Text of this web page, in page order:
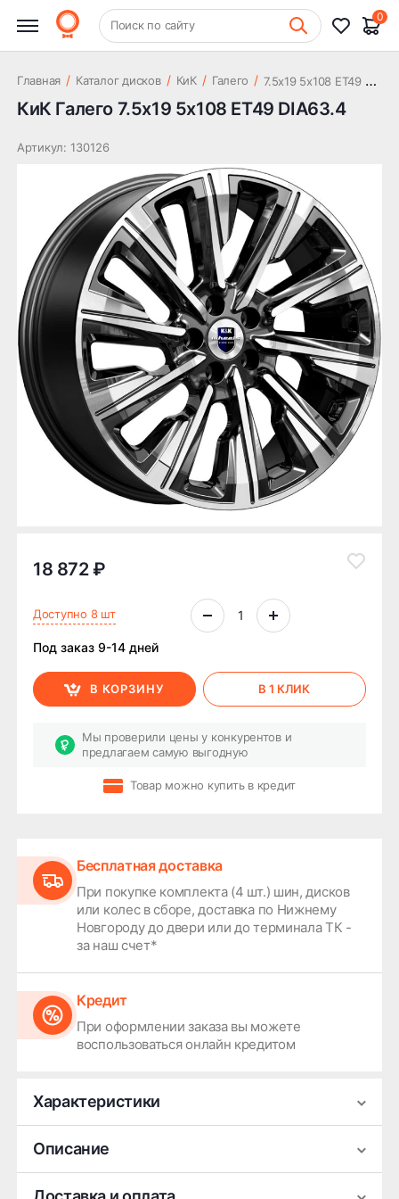
+7 (831) 261-35-35 Шиномонтаж
Поиск по сайту
0
Главная / Каталог дисков / КиК / Галего / 7
.5x19 5x108 ET49 DIA63.4
КиК Галего 7.5x19 5x108 ET49 DIA63.4
Артикул: 130126
18 872 ₽
Доступно 8 шт
Под заказ 9-14 дней
В КОРЗИНУ В 1 КЛИК
Мы проверили цены у конкурентов и
предлагаем самую выгодную
Товар можно купить в кредит
Бесплатная доставка
При покупке комплекта (4 шт.) шин, дисков
или колес в сборе, доставка по Нижнему
Новгороду до двери или до терминала ТК -
за наш счет*
Кредит
При оформлении заказа вы можете
воспользоваться онлайн кредитом
Характеристики
Производитель
Ширина
7.5
Диаметр
19
Описание
Легковой литой колесный диск КиК Галего